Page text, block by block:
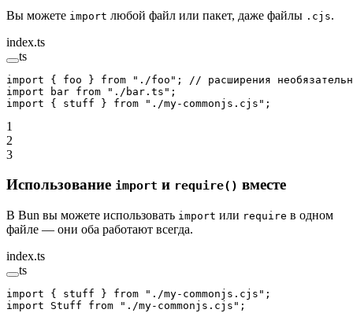
Вы можете import любой файл или пакет, даже файлы .cjs.
index.ts
ts
import { foo } from "./foo" ;
// расширения
import bar from "./bar.ts" ;
import { stuff } from "./my-commonjs.cjs" ;
1
2
3
Использование import и require() вместе
В Bun вы можете использовать import или require в одном
файле — они оба работают всегда.
index.ts
ts
import { stuff } from "./my-commonjs.cjs" ;
import Stuff from "./my-commonjs.cjs" ;